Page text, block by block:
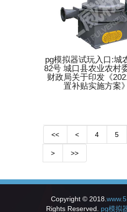
pg模拟器试玩入口:城
82号 城口县农业农村
财政局关于印发《
置补贴实施方案
<< < 4 5
> >>
Copyright © 2018.
Rights Reserved. pg模拟